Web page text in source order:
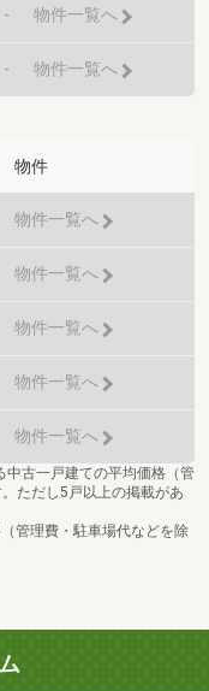
- 物件一覧へ
- 物件一覧へ
物件
物件一覧へ
物件一覧へ
物件一覧へ
物件一覧へ
物件一覧へ
古一戸建ての平均価格（管
ただし5戸以上の掲載があ
管理費・駐車場代などを除